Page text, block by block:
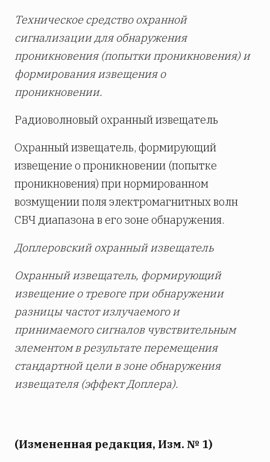
Техническое средство охранной
сигнализации для обнаружения
проникновения (попытки проникновения) и
формирования извещения о
проникновении.
Радиоволновый охранный извещатель
Охранный извещатель, формирующий
извещение о проникновении (попытке
проникновения) при нормированном
возмущении поля электромагнитных волн
СВЧ диапазона в его зоне обнаружения.
Доплеровский охранный извещатель
Охранный извещатель, формирующий
извещение о тревоге при обнаружении
разницы частот излучаемого и
принимаемого сигналов чувствительным
элементом в результате перемещения
стандартной цели в зоне обнаружения
извещателя (эффект Доплера).
(Измененная редакция, Изм. № 1)